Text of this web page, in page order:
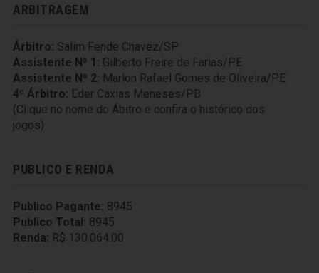
ARBITRAGEM
Árbitro: Salim Fende Chavez/SP
Assistente Nº 1: Gilberto Freire de Farias/PE
Assistente Nº 2: Marlon Rafael Gomes de Oliveira/PE
4º Árbitro: Eder Caxias Meneses/PB
(Clique no nome do Ábitro e confira o histórico dos
jogos)
PUBLICO E RENDA
Publico Pagante: 8945
Publico Total: 8945
Renda: R$ 130.064.00